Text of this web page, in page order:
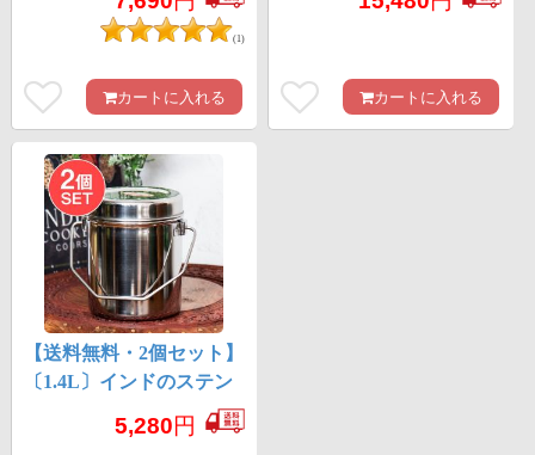
シュクラフト 焚き火と
キャンプの直火調理にも(1)
カートに入れる カートに入れる
【送料無料・2個セット】
〔1.4L〕インドのステン
レスミルクポット ビリ
ー缶 ブッシュクラフ
5,280円